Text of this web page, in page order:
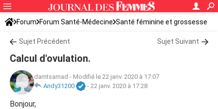
Forum Forum Santé-Médecine Santé féminine et grossesse
Ovulation
Sujet Précédent Sujet Suivant
Calcul d'ovulation.
damtsamad - Modifié le 22 janv. 2020 à 17:07
Andy31200
- 22 janv. 2020 à 17:28
Bonjour,